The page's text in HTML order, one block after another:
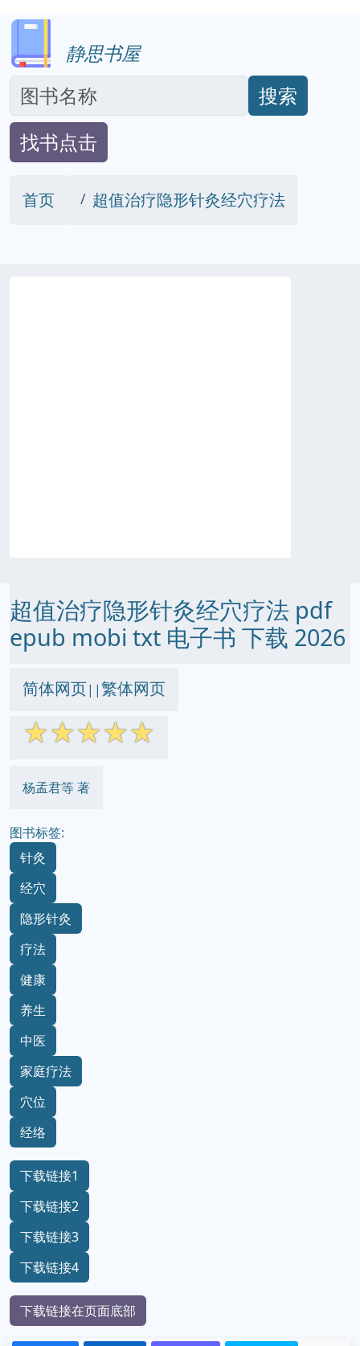
静思书屋
搜索
找书点击
首页 超值治疗隐形针灸经穴疗法
超值治疗隐形针灸经穴疗法 pdf
epub mobi txt 电子书 下载 2026
简体网页||繁体网页
☆☆☆☆☆
杨孟君等 著
图书标签:
针灸
经穴
隐形针灸
疗法
健康
养生
中医
家庭疗法
穴位
经络
下载链接1
下载链接2
下载链接3
下载链接4
下载链接在页面底部